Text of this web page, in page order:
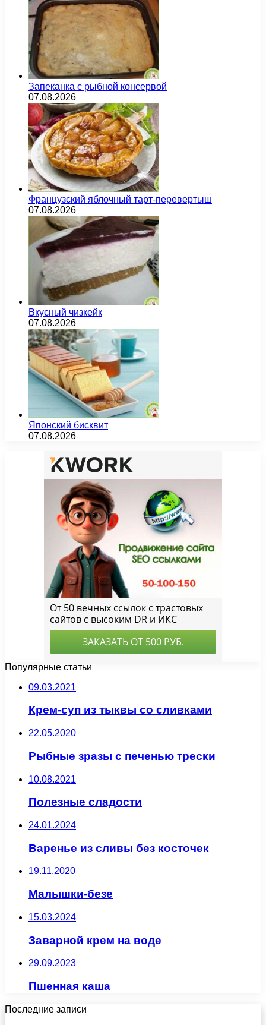
Запеканка с рыбной консервой
07.08.2026
Французский яблочный тарт-перевертыш
07.08.2026
Вкусный чизкейк
07.08.2026
Японский бисквит
07.08.2026
Популярные статьи
09.03.2021
Крем-суп из тыквы со сливками
22.05.2020
Рыбные зразы с печенью трески
10.08.2021
Полезные сладости
24.01.2024
Варенье из сливы без косточек
19.11.2020
Малышки-безе
15.03.2024
Заварной крем на воде
29.09.2023
Пшенная каша
Последние записи